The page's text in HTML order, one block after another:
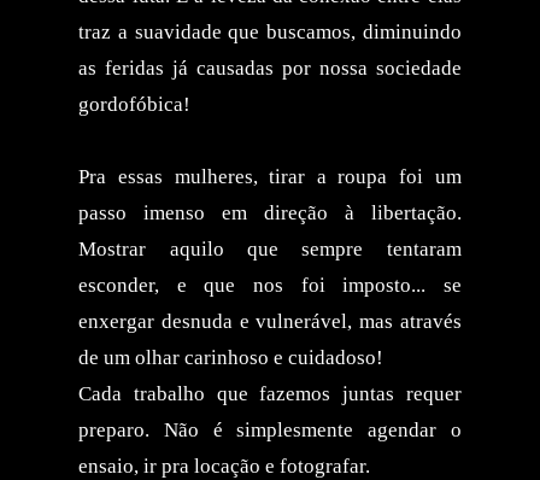
traz a suavidade que buscamos, diminuindo
as feridas já causadas por nossa sociedade
gordofóbica!
Pra essas mulheres, tirar a roupa foi um
passo imenso em direção à libertação.
Mostrar aquilo que sempre tentaram
esconder, e que nos foi imposto... se
enxergar desnuda e vulnerável, mas através
de um olhar carinhoso e cuidadoso!
Cada trabalho que fazemos juntas requer
preparo. Não é simplesmente agendar o
ensaio, ir pra locação e fotografar.